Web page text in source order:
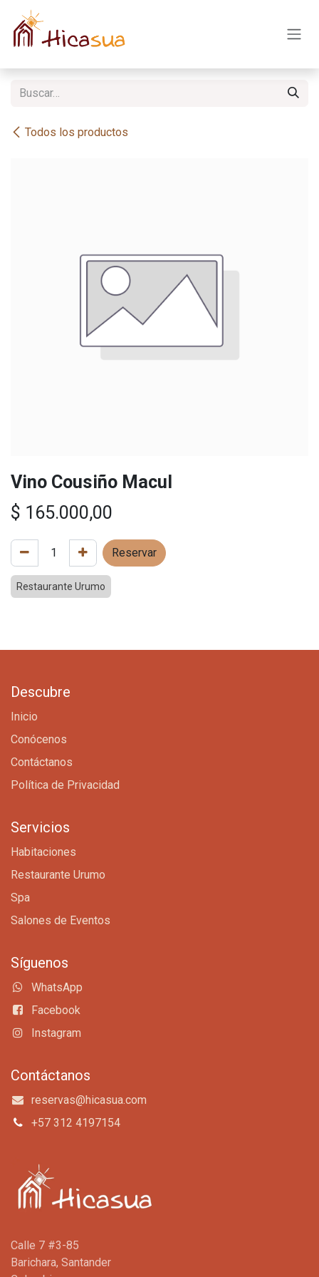
Ir al contenido
Todos los productos
Vino Cousiño Macul
$ 165.000,00
Reservar
Restaurante Urumo
Descubre
Inicio
Conócenos
Contáctanos
Política de Privacidad
Servicios
Habitaciones
Restaurante Urumo
Spa
Salones de Eventos
Síguenos
WhatsApp
Facebook
Instagram
Contáctanos
reservas@hicasua.com
+57 312 4197154
Calle 7 #3-85
Barichara, Santander